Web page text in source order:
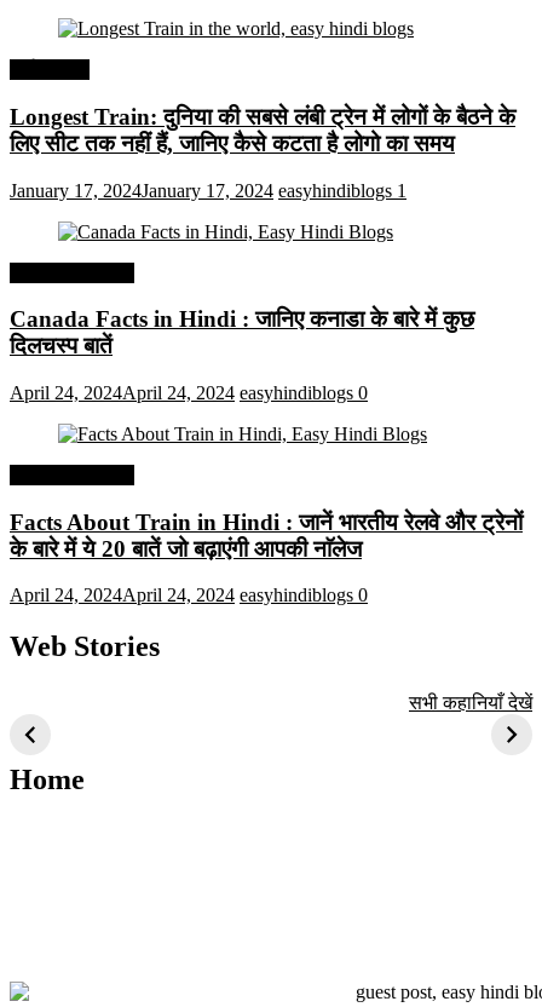
Longest Train: दुनिया की सबसे लंबी ट्रेन में लोगों के बैठने के
लिए सीट तक ​​नहीं हैं, जानिए कैसे कटता है लोगो का समय
January 17, 2024January 17, 2024 easyhindiblogs 1
Canada Facts in Hindi : जानिए कनाडा के बारे में कुछ
दिलचस्प बातें
April 24, 2024April 24, 2024 easyhindiblogs 0
Facts About Train in Hindi : जानें भारतीय रेलवे और ट्रेनों
के बारे में ये 20 बातें जो बढ़ाएंगी आपकी नाॅलेज
April 24, 2024April 24, 2024 easyhindiblogs 0
Web Stories
तकनीक जो आपको
2024 के लिए सीखनी
चाहिए
ऐतिहासिक स्थान
सभी कहानियाँ देखें
Home